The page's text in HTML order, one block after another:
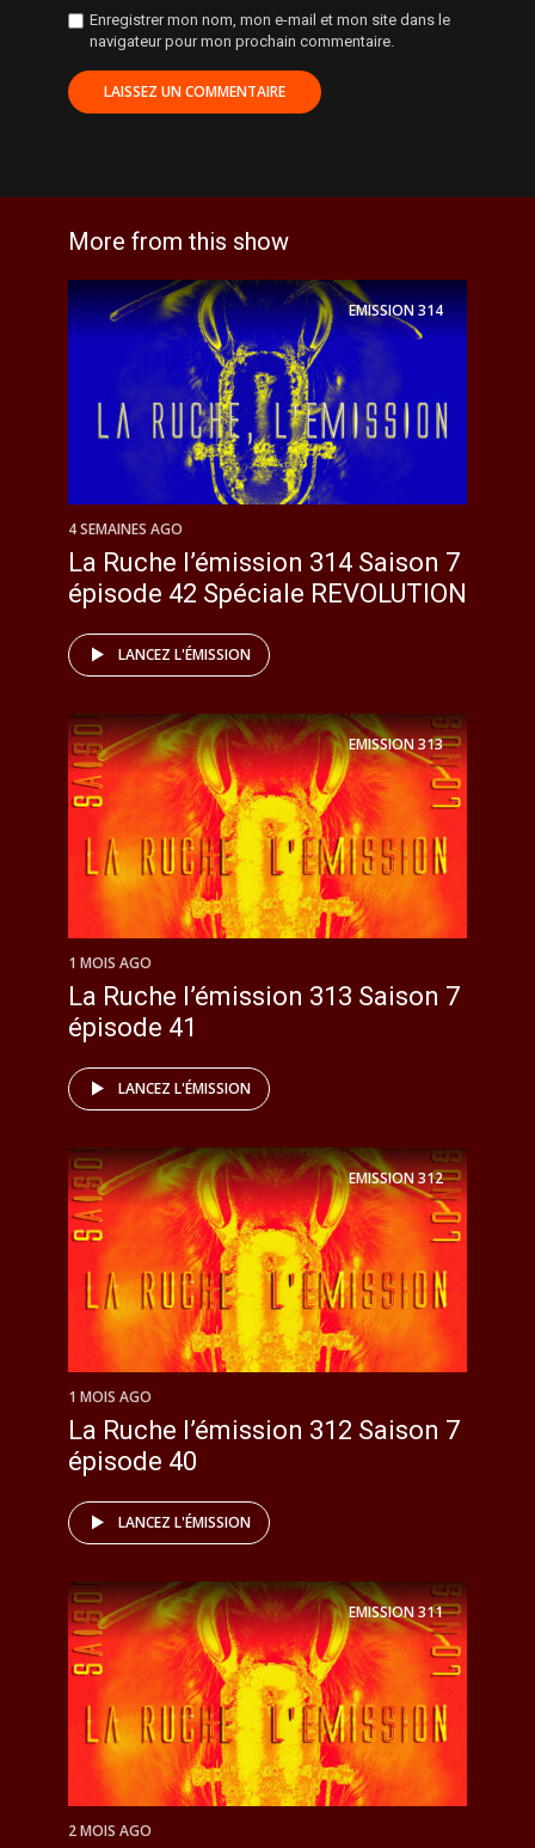
Enregistrer mon nom, mon e-mail et mon site dans le
navigateur pour mon prochain commentaire.
More from this show
EMISSION314
4 SEMAINES AGO
La Ruche l’émission 314 Saison 7
épisode 42 Spéciale REVOLUTION
LANCEZ L'ÉMISSION
EMISSION313
1 MOIS AGO
La Ruche l’émission 313 Saison 7
épisode 41
LANCEZ L'ÉMISSION
EMISSION312
1 MOIS AGO
La Ruche l’émission 312 Saison 7
épisode 40
LANCEZ L'ÉMISSION
EMISSION311
2 MOIS AGO